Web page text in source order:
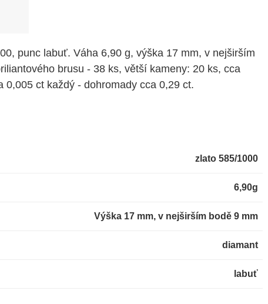
punc labuť. Váha 6,90 g, výška 17 mm, v nejširším
brusu - 38 ks, větší kameny: 20 ks, cca
ct každý - dohromady cca 0,29 ct.
zlato 585/1000
6,90g
Výška 17 mm, v nejširším bodě 9 mm
diamant
labuť